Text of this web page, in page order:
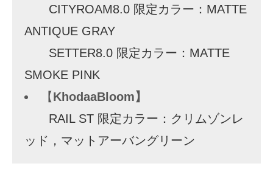
CITYROAM8.0 限定カラー：MATTE
ANTIQUE GRAY
SETTER8.0 限定カラー：MATTE
SMOKE PINK
【KhodaaBloom】
RAIL ST 限定カラー：クリムゾンレ
ッド，マットアーバングリーン